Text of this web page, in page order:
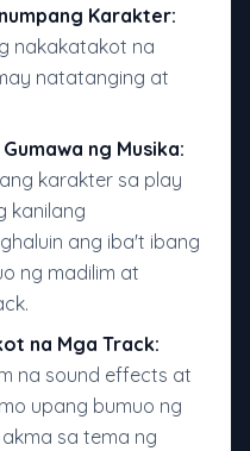
Karakter:
nakakatakot na
natatanging at
ng Musika:
karakter sa play
kanilang
ang iba't ibang
ng madilim at
na Mga Track:
na sound effects at
upang bumuo ng
sa tema ng